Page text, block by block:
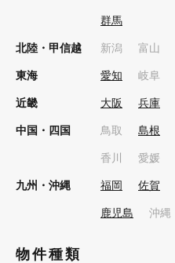
群馬
北陸・甲信越 新潟 富山
東海 愛知 岐阜
近畿 大阪 兵庫
中国・四国 鳥取 島根
香川 愛媛
九州・沖縄 福岡 佐賀
鹿児島 沖縄
物件種類